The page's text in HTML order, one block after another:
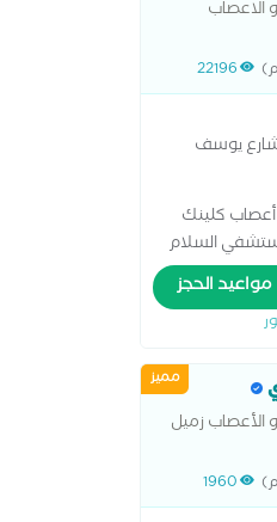
علاج
علاج
لدى الاطفال
الأطفال
الاعصاب
22196
يوسف
كلينك
مستشفي السلام
النيل -
- جامعه
الطب و
الاطفال :
المخ و
.
مواعيد الحجز
مميز
الأعصاب زميل
1960